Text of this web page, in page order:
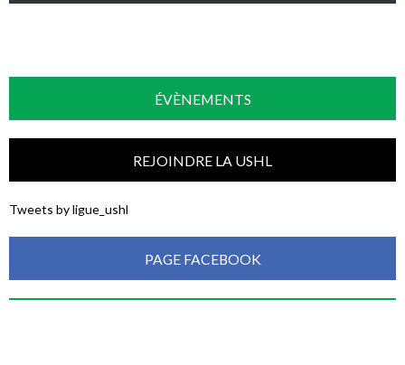
ÉVÈNEMENTS
REJOINDRE LA USHL
Tweets by ligue_ushl
PAGE FACEBOOK